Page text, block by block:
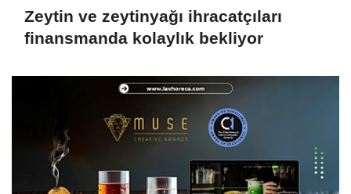
Zeytin ve zeytinyağı ihracatçıları
finansmanda kolaylık bekliyor